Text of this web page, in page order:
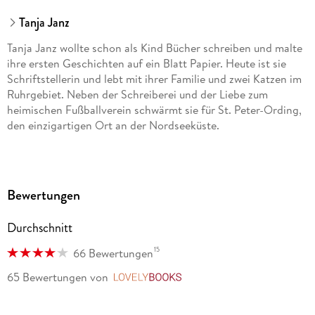
Tanja Janz
Tanja Janz wollte schon als Kind Bücher schreiben und malte
ihre ersten Geschichten auf ein Blatt Papier. Heute ist sie
Schriftstellerin und lebt mit ihrer Familie und zwei Katzen im
Ruhrgebiet. Neben der Schreiberei und der Liebe zum
heimischen Fußballverein schwärmt sie für St. Peter-Ording,
den einzigartigen Ort an der Nordseeküste.
Bewertungen
Durchschnitt
66 Bewertungen15
65 Bewertungen von